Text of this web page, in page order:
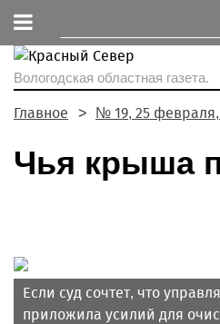
Вологодская областная газета.
Главное № 19, 25 февраля,
Чья крыша
Если суд сочтет, что
приложила усилий для